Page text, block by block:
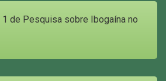
1 de Pesquisa sobre Ibogaína no